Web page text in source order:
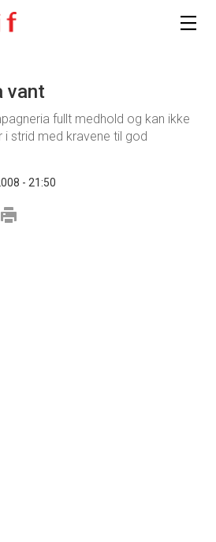
vant
fullt medhold og kan ikke
i strid med kravene til god
- 21:50